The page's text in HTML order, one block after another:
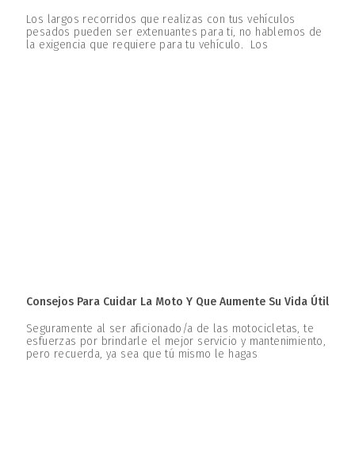
Los largos recorridos que realizas con tus vehículos
pesados pueden ser extenuantes para ti, no hablemos de
la exigencia que requiere para tu vehículo. Los
Consejos Para Cuidar La Moto Y Que Aumente Su Vida Útil
Seguramente al ser aficionado/a de las motocicletas, te
esfuerzas por brindarle el mejor servicio y mantenimiento,
pero recuerda, ya sea que tú mismo le hagas